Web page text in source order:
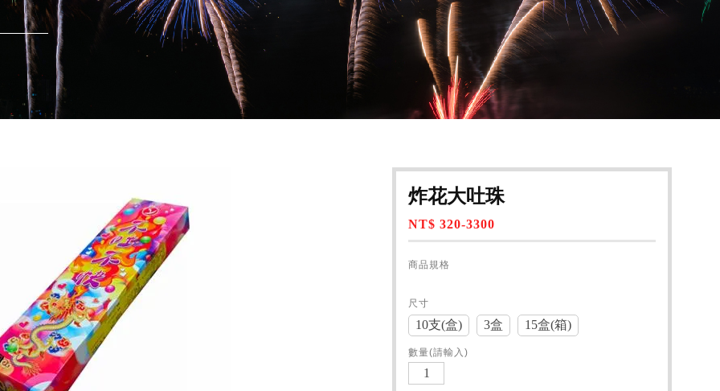
炸花大吐珠
NT$ 320-3300
商品規格
尺寸
10支(盒) 3盒 15盒(箱)
數量(請輸入)